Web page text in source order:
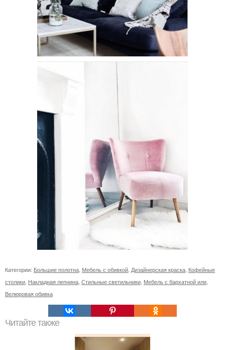
Категории: Большие полотна Мебель с обивкой Дизайнерская краска Кофейные
столики Накладная лепнина Стильные светильники Мебель с бархатной или
Велюровая обивка
Читайте также